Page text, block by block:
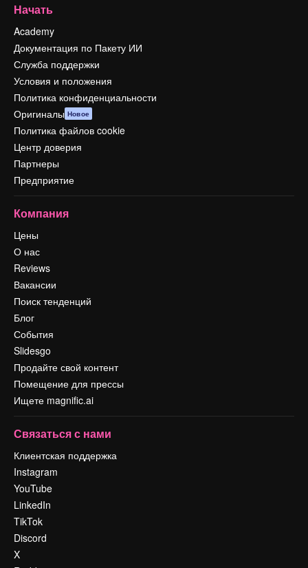
Начать
Academy
Документация по Пакету ИИ
Служба поддержки
Условия и положения
Политика конфиденциальности
Оригиналы Новое
Политика файлов cookie
Центр доверия
Партнеры
Предприятие
Компания
Цены
О нас
Reviews
Вакансии
Поиск тенденций
Блог
События
Slidesgo
Продайте свой контент
Помещение для прессы
Ищете magnific.ai
Связаться с нами
Клиентская поддержка
Instagram
YouTube
LinkedIn
TikTok
Discord
X